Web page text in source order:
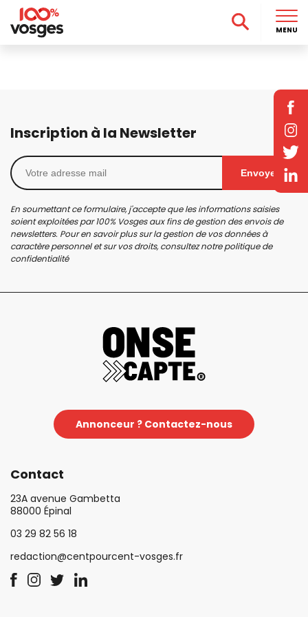
Inscription à la Newsletter
Envoyer
En soumettant ce formulaire, j'accepte que les informations saisies
soient exploitées par 100% Vosges aux fins de gestion des envois de
newsletters. Pour en savoir plus sur la gestion de vos données à
caractère personnel et sur vos droits, consultez notrepolitique de
confidentialité
Annonceur ? Contactez-nous
Contact
23A avenue Gambetta
88000 Épinal
03 29 82 56 18
redaction@centpourcent-vosges.fr
MENU